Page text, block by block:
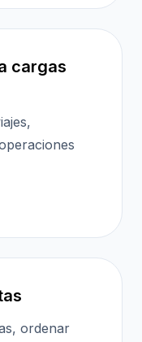
cargas
ordenar